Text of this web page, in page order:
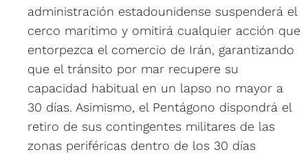
administración estadounidense suspenderá el
cerco marítimo y omitirá cualquier acción que
entorpezca el comercio de Irán, garantizando
que el tránsito por mar recupere su
capacidad habitual en un lapso no mayor a
30 días. Asimismo, el Pentágono dispondrá el
retiro de sus contingentes militares de las
zonas periféricas dentro de los 30 días